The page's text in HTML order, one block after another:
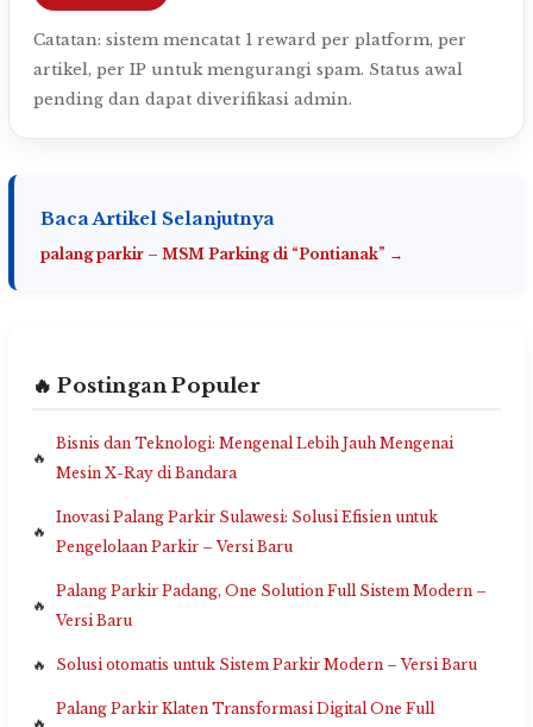
Catatan: sistem mencatat 1 reward per platform, per
artikel, per IP untuk mengurangi spam. Status awal
pending dan dapat diverifikasi admin.
Baca Artikel Selanjutnya
palang parkir – MSM Parking di “Pontianak” →
🔥 Postingan Populer
Bisnis dan Teknologi: Mengenal Lebih Jauh Mengenai
Mesin X-Ray di Bandara
Inovasi Palang Parkir Sulawesi: Solusi Efisien untuk
Pengelolaan Parkir – Versi Baru
Palang Parkir Padang, One Solution Full Sistem Modern –
Versi Baru
Solusi otomatis untuk Sistem Parkir Modern – Versi Baru
Palang Parkir Klaten Transformasi Digital One Full